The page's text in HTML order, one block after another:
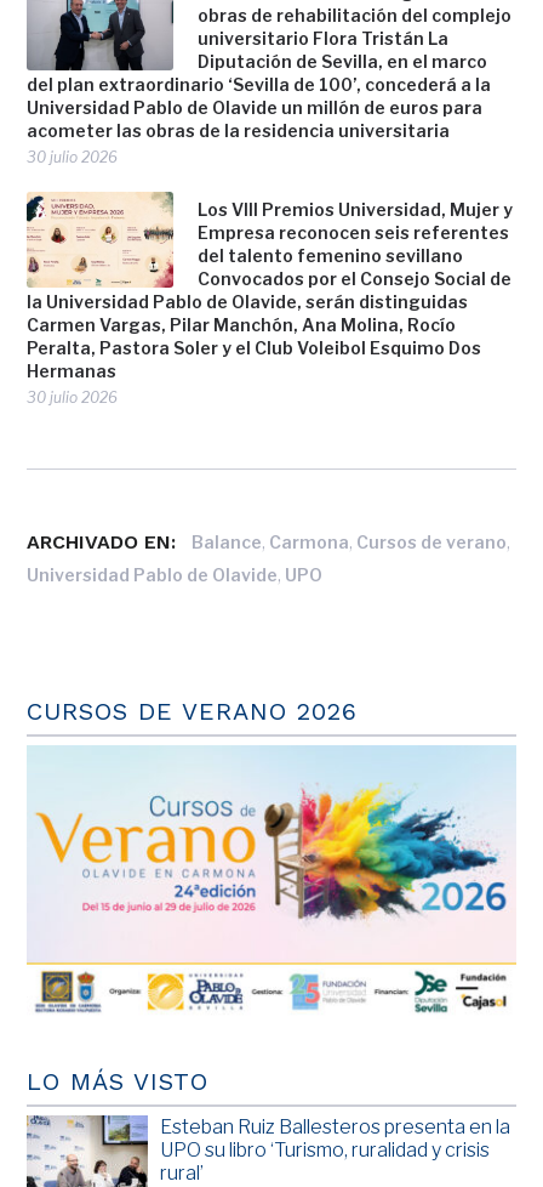
obras de rehabilitación del complejo
universitario Flora Tristán La
Diputación de Sevilla, en el marco
del plan extraordinario ‘Sevilla de 100’, concederá a la
Universidad Pablo de Olavide un millón de euros para
acometer las obras de la residencia universitaria
30 julio 2026
Los VIII Premios Universidad, Mujer y
Empresa reconocen seis referentes
del talento femenino sevillano
Convocados por el Consejo Social de
la Universidad Pablo de Olavide, serán distinguidas
Carmen Vargas, Pilar Manchón, Ana Molina, Rocío
Peralta, Pastora Soler y el Club Voleibol Esquimo Dos
Hermanas
30 julio 2026
ARCHIVADO EN: Balance, Carmona, Cursos de verano,
Universidad Pablo de Olavide, UPO
CURSOS DE VERANO 2026
LO MÁS VISTO
Esteban Ruiz Ballesteros presenta en la
UPO su libro ‘Turismo, ruralidad y crisis
rural’